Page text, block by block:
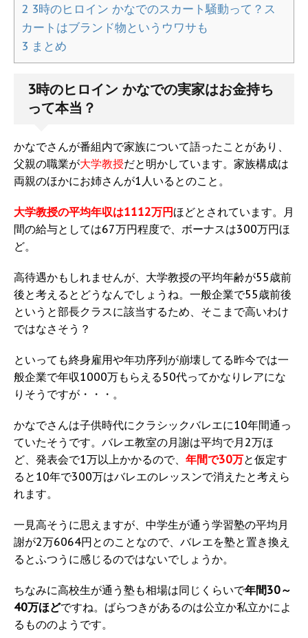
2 3時のヒロイン かなでのスカート騒動って？ス
カートはブランド物というウワサも
3 まとめ
3時のヒロイン かなでの実家はお金持ち
って本当？
かなでさんが番組内で家族について語ったことがあり、
父親の職業が大学教授だと明かしています。家族構成は
両親のほかにお姉さんが1人いるとのこと。
大学教授の平均年収は1112万円ほどとされています。月
間の給与としては67万円程度で、ボーナスは300万円ほ
ど。
高待遇かもしれませんが、大学教授の平均年齢が55歳前
後と考えるとどうなんでしょうね。一般企業で55歳前後
というと部長クラスに該当するため、そこまで高いわけ
ではなさそう？
といっても終身雇用や年功序列が崩壊してる昨今では一
般企業で年収1000万もらえる50代ってかなりレアにな
りそうですが・・・。
かなでさんは子供時代にクラシックバレエに10年間通っ
ていたそうです。バレエ教室の月謝は平均で月2万ほ
ど、発表会で1万以上かかるので、 年間で30万と仮定す
ると10年で300万はバレエのレッスンで消えたと考えら
れます。
一見高そうに思えますが、中学生が通う学習塾の平均月
謝が2万6064円とのことなので、バレエを塾と置き換え
るとふつうに感じるのではないでしょうか。
ちなみに高校生が通う塾も相場は同じくらいで年間30～
40万ほどですね。ばらつきがあるのは公立か私立かによ
るもののようです。